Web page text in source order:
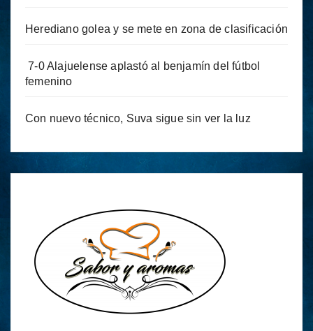
Herediano golea y se mete en zona de clasificación
7-0 Alajuelense aplastó al benjamín del fútbol
femenino
Con nuevo técnico, Suva sigue sin ver la luz